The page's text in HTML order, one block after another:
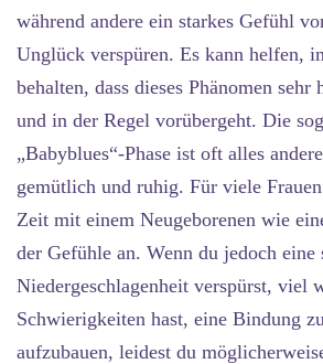
während andere ein starkes Gefühl
Unglück verspüren. Es kann helfen,
behalten, dass dieses Phänomen
und in der Regel vorübergeht. Die
„Babyblues“-Phase ist oft alles
gemütlich und ruhig. Für viele
Zeit mit einem Neugeborenen wie
der Gefühle an. Wenn du jedoch eine
Niedergeschlagenheit verspürst, viel
Schwierigkeiten hast, eine Bindung
aufzubauen, leidest du